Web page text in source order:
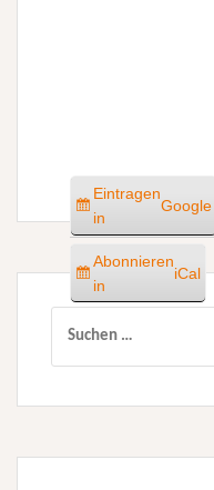
Eintragen
in
Google
Abonnieren
in
iCal